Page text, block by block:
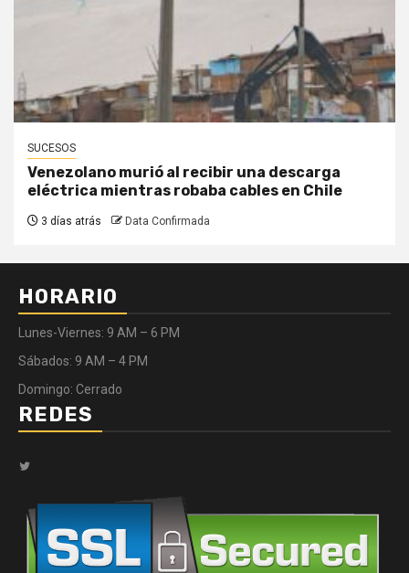
SUCESOS
Venezolano murió al recibir una descarga
eléctrica mientras robaba cables en Chile
3 días atrás Data Confirmada
HORARIO
Lunes-Viernes: 9 AM – 6 PM
Sábados: 9 AM – 4 PM
Domingo: Cerrado
REDES
Twitter